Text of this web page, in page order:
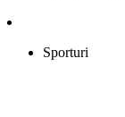
Sporturi